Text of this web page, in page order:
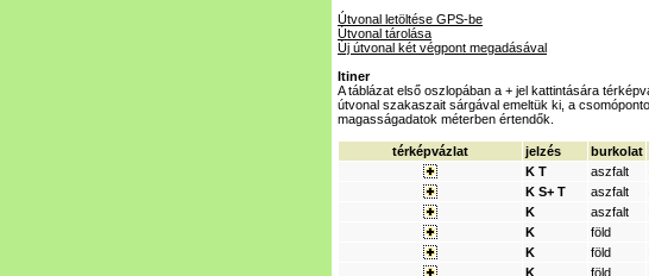
Útvonal letöltése GPS-be
Útvonal tárolása
Új útvonal két végpont megadásával
Itiner
A táblázat első oszlopában a + jel kattintására
útvonal szakaszait sárgával emeltük ki, a
magasságadatok méterben értendők.
térképvázlat jelzés burkolat
K T
aszfalt
K S+ T
aszfalt
K
aszfalt
K
föld
K
föld
K
föld